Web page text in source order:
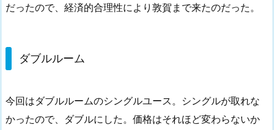
だったので、経済的合理性により敦賀まで来たのだった。
ダブルルーム
今回はダブルルームのシングルユース。シングルが取れな
かったので、ダブルにした。価格はそれほど変わらないか